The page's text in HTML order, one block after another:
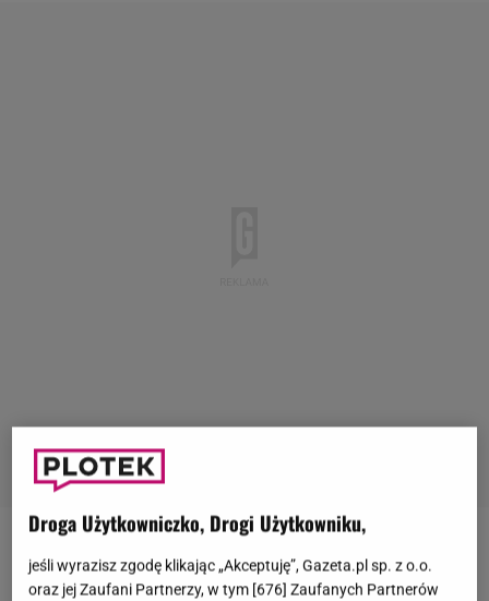
Joe Bideni jego żona, Jill, już za kilka tygodni spędzą
ostatnie święta wBiałym Domu. "Sezon pokoju i
Droga Użytkowniczko, Drogi Użytkowniku,
jeśli wyrazisz zgodę klikając „Akceptuję”, Gazeta.pl sp. z o.o.
oraz jej Zaufani Partnerzy, w tym [676] Zaufanych Partnerów